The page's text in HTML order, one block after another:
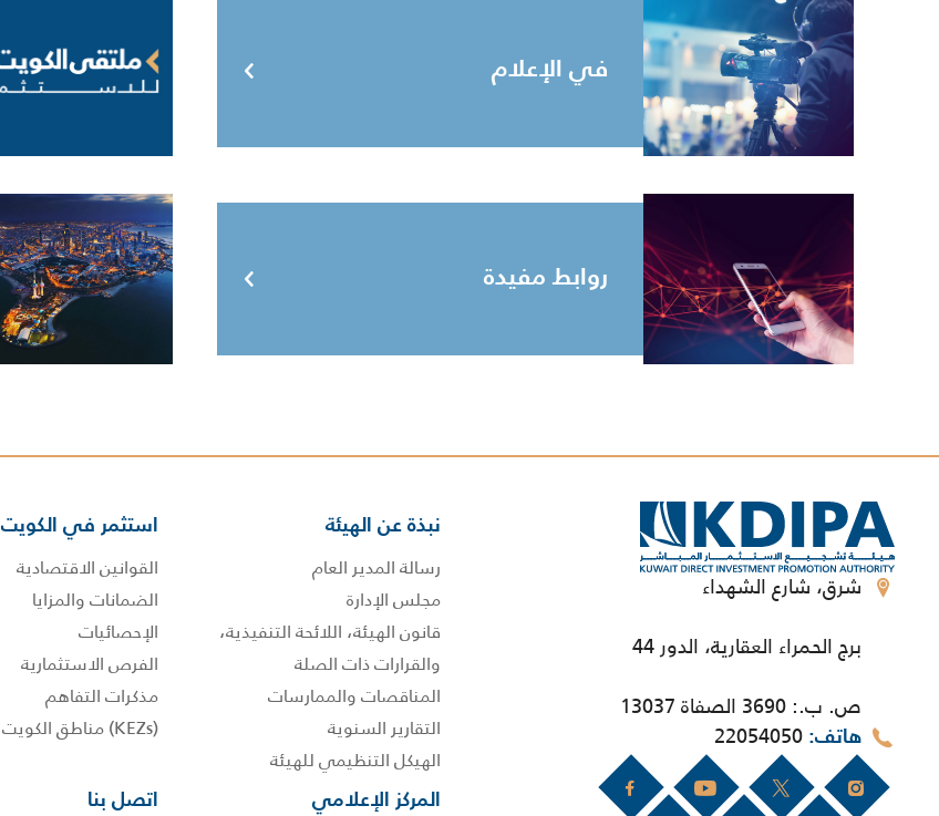
في الإعلام
روابط مفيدة
شرق، شارع الشهداء
برج الحمراء العقارية، الدور 44
ص. ب.: 3690 الصفاة 13037
هاتف
نبذة عن الهيئة
رسالة المدير العام
مجلس الإدارة
قانون الهيئة، اللائحة التنفيذية،
والقرارات ذات الصلة
المناقصات والممارسات
التقارير السنوية
الهيكل التنظيمي للهيئة
استثمر في الكويت
القوانين الاقتصادية
الضمانات والمزايا
الإحصائيات
الفرص الاستثمارية
مذكرات التفاهم
(KEZs) مناطق الكويت الاقتصادية
المركز الإعلامي اتصل بنا